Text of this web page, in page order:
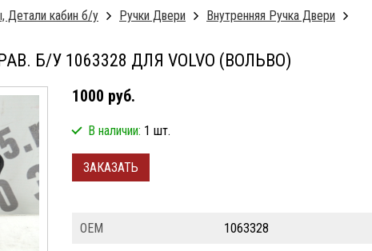
Детали кабин б/у Ручки Двери
Внутренняя Ручка Двери
Б/У 1063328 ДЛЯ VOLVO (ВОЛЬВО)
1000 руб.
В наличии: 1 шт.
ЗАКАЗАТЬ
ОЕМ 1063328